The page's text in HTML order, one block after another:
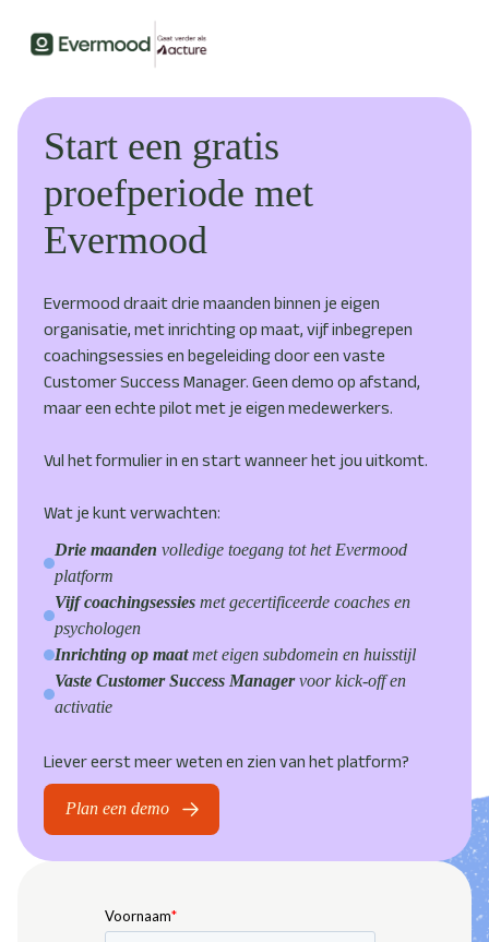
Start een gratis
proefperiode met
Evermood
Evermood draait drie maanden binnen je eigen
organisatie, met inrichting op maat, vijf inbegrepen
coachingsessies en begeleiding door een vaste
Customer Success Manager. Geen demo op afstand,
maar een echte pilot met je eigen medewerkers.
Vul het formulier in en start wanneer het jou uitkomt.
Wat je kunt verwachten:
Drie maanden volledige toegang tot het Evermood
platform
Vijf coachingsessies met gecertificeerde coaches en
psychologen
Inrichting op maatmet eigen subdomein en huisstijl
Vaste Customer Success Managervoor kick-off en
activatie
Liever eerst meer weten en zien van het platform?
Plan een demo